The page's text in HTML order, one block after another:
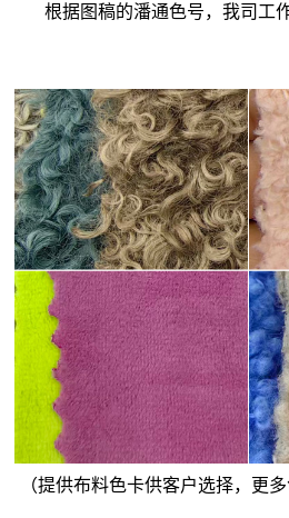
根据图稿的潘通色号，我司工
（提供布料色卡供客户选择，更